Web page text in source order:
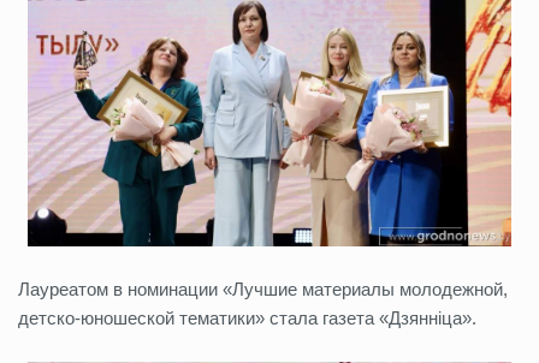
Лауреатом в номинации «Лучшие материалы молодежной,
детско-юношеской тематики» стала газета «Дзяннiца».